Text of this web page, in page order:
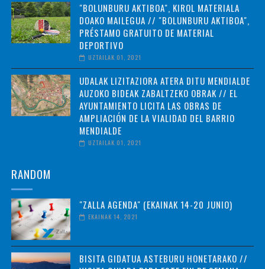
"BOLUNBURU AKTIBOA", KIROL MATERIALA
DOAKO MAILEGUA // "BOLUNBURU AKTIBOA",
PRÉSTAMO GRATUITO DE MATERIAL
DEPORTIVO
UZTAILAK 01, 2021
UDALAK LIZITAZIORA ATERA DITU MENDIALDE
AUZOKO BIDEAK ZABALTZEKO OBRAK // EL
AYUNTAMIENTO LICITA LAS OBRAS DE
AMPLIACIÓN DE LA VIALIDAD DEL BARRIO
MENDIALDE
UZTAILAK 01, 2021
RANDOM
"ZALLA AGENDA" (EKAINAK 14-20 JUNIO)
EKAINAK 14, 2021
BISITA GIDATUA ASTEBURU HONETARAKO //